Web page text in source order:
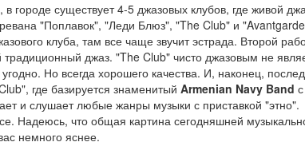
в городе существует 4-5 джазовых клубов, где живой
"Поплавок", "Леди Блюз", "The Club" и
клуба, там все чаще звучит эстрада. Второй
джаз. "The Club" чисто джазовым не
Но всегда хорошего качества. И, наконец,
где базируется знаменитый Armenian Navy Band с
и слушает любые жанры музыки с приставкой "этно".
Надеюсь, что общая картина сегодняшней
немного яснее.